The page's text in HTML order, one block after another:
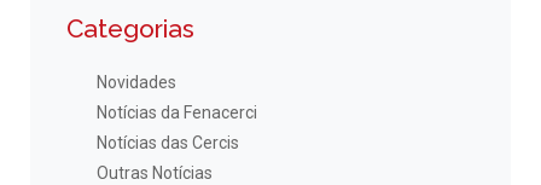
Categorias
Novidades
Notícias da Fenacerci
Notícias das Cercis
Outras Notícias